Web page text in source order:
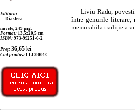
Editura:
Diasfera
nuvele, 249 pag.
Format: 13,5x20,5 cm
ISBN: 973-99251-6-2
Preț: 36,65 lei
Cod produs: CLC0001C
Liviu Radu,
între genurile literare,
memorabila tradiție a